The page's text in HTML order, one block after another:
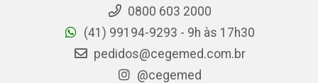
0800 603 2000
(41) 99194-9293 - 9h às 17h30
pedidos@cegemed.com.br
@cegemed